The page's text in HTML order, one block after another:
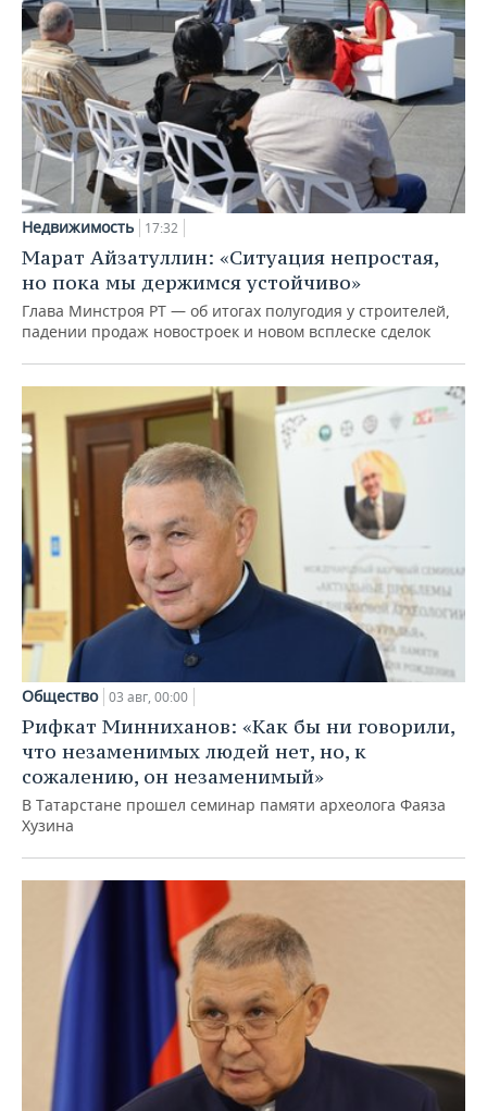
Недвижимость 17:32
Марат Айзатуллин: «Ситуация непростая,
но пока мы держимся устойчиво»
Глава Минстроя РТ — об итогах полугодия у строителей,
падении продаж новостроек и новом всплеске сделок
Общество 03 авг, 00:00
Рифкат Минниханов: «Как бы ни говорили,
что незаменимых людей нет, но, к
сожалению, он незаменимый»
В Татарстане прошел семинар памяти археолога Фаяза
Хузина